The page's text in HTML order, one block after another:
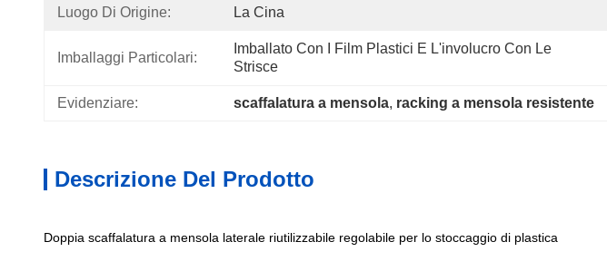
Luogo Di Origine: La Cina
Imballaggi Particolari:
Imballato Con I Film Plastici E L'involucro Con Le
Strisce
Evidenziare: scaffalatura a mensola, racking a mensola resistente
Descrizione Del Prodotto
Doppia scaffalatura a mensola laterale riutilizzabile regolabile per lo stoccaggio di plastica